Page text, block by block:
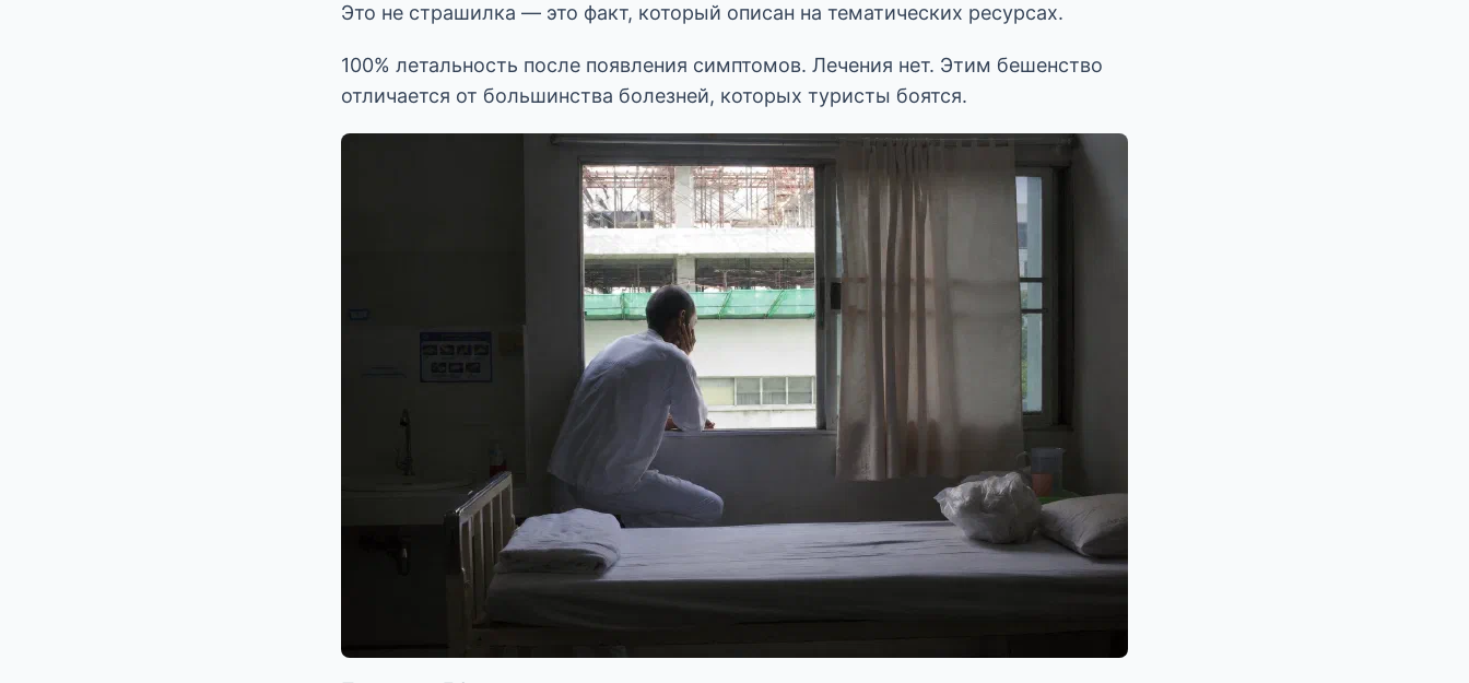
Это не страшилка — это факт, который описан на тематических ресурсах.
100% летальность после появления симптомов. Лечения нет. Этим бешенство
отличается от большинства болезней, которых туристы боятся.